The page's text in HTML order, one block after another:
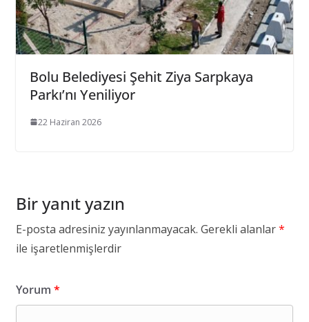
Bolu Belediyesi Şehit Ziya Sarpkaya
Parkı’nı Yeniliyor
22 Haziran 2026
Bir yanıt yazın
E-posta adresiniz yayınlanmayacak. Gerekli alanlar*
ile işaretlenmişlerdir
Yorum *